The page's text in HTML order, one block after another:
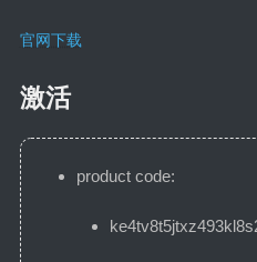
官网下载
激活
product code:
食万卷
小食记
杂食记